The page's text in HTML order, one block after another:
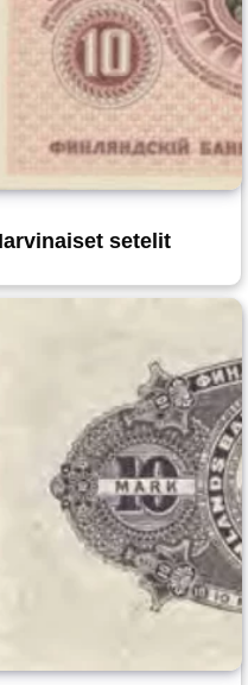
setelit